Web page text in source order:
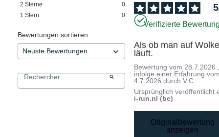
2 Sterne
0
1 Stern 0
Bewertungen sortieren
5
Verifizierte
Als ob man auf
läuft.
Bewertung vom28.7.2026
infolge einer Erfahrung
4.7.2026 durchV.C.
Ursprünglich veröffentlicht
i-run.nl (be)
Originalbewertung
anzeigen